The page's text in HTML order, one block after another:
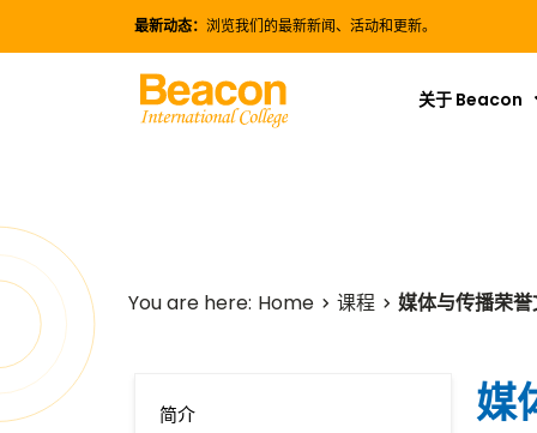
最新动态： 浏览我们的最新新闻、活动和更新。
关于 Beacon
Home 课程 媒体与传播荣
简介
媒